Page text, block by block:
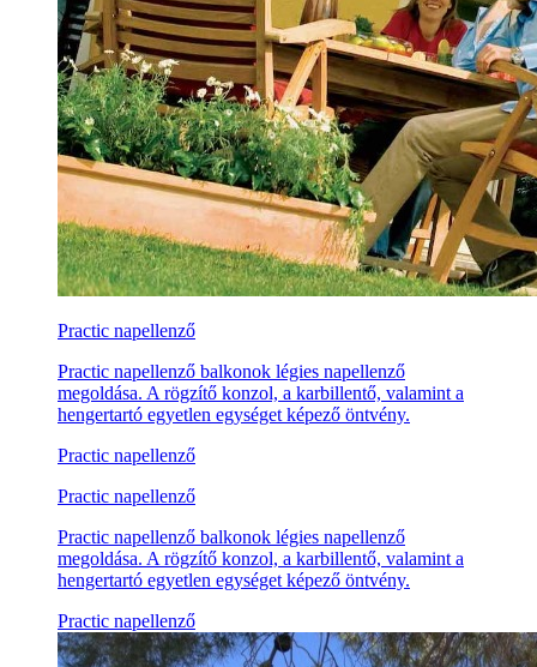
Practic napellenző
Practic napellenző balkonok légies napellenző
megoldása. A rögzítő konzol, a karbillentő, valamint a
hengertartó egyetlen egységet képező öntvény.
Practic napellenző
Practic napellenző
Practic napellenző balkonok légies napellenző
megoldása. A rögzítő konzol, a karbillentő, valamint a
hengertartó egyetlen egységet képező öntvény.
Practic napellenző